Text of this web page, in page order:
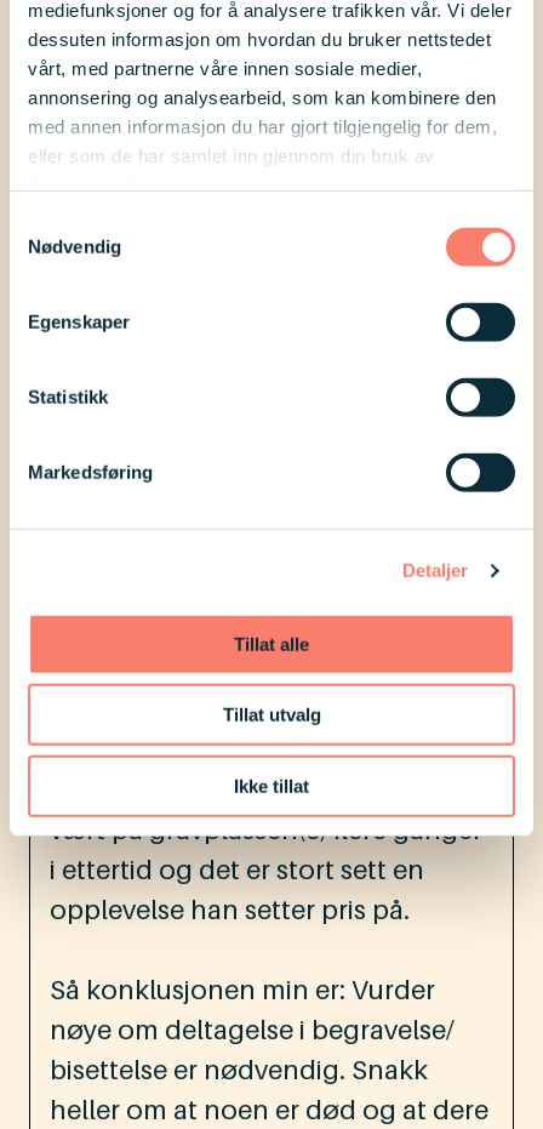
mediefunksjoner og for å analysere trafikken vår. Vi deler
dessuten informasjon om hvordan du bruker nettstedet
vårt, med partnerne våre innen sosiale medier,
annonsering og analysearbeid, som kan kombinere den
med annen informasjon du har gjort tilgjengelig for dem,
eller som de har samlet inn gjennom din bruk av
Nødvendig
Egenskaper
Statistikk
Markedsføring
Detaljer
Tillat alle
Tillat utvalg
Ikke tillat
syndrom svarer:
Jeg har litt erfaring. Min sønn var
med i begravelsen til moren sin for
2 år siden og det har preget ham
siden. Det verste var da kisten ble
fullstendig sammen.
Dette har preget ham i ettertid ;
og litt psykiske problemer har
kirken og ikke på selve gravplassen.
Da morfaren også døde nylig ville
han ikke være med i det hele tatt.
Han valgte det selv, noe jeg tror var
det beste for ham. Har imidlertid
vært på gravplassen(e) flere ganger
i ettertid og det er stort sett en
opplevelse han setter pris på.
Så konklusjonen min er: Vurder
nøye om deltagelse i begravelse/
bisettelse er nødvendig. Snakk
heller om at noen er død og at dere